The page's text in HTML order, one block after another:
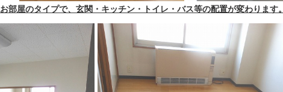
お部屋のタイプで、玄関・キッチン・トイレ・バス等の配置が変わります。